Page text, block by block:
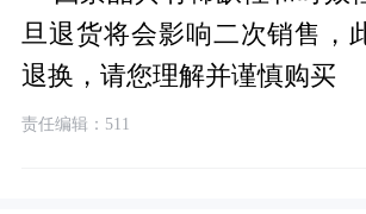
旦退货将会影响二次销售，
退换，请您理解并谨慎购买
责任编辑：511